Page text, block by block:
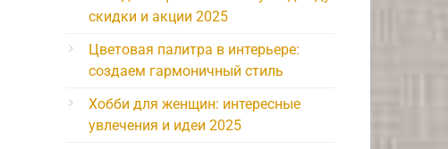
скидки и акции 2025
Цветовая палитра в интерьере:
создаем гармоничный стиль
Хобби для женщин: интересные
увлечения и идеи 2025